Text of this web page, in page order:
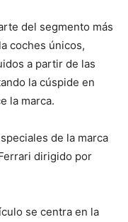
del segmento más
coches únicos,
a partir de las
la cúspide en
la marca.
de la marca
dirigido por
se centra en la